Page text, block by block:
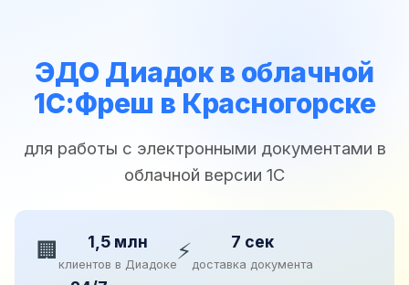
ЭДО Диадок в облачной
1С:Фреш в Красногорске
для работы с электронными документами в
облачной версии 1С
🏢 1,5 млн
клиентов в Диадоке⚡ 7 сек
доставка документа